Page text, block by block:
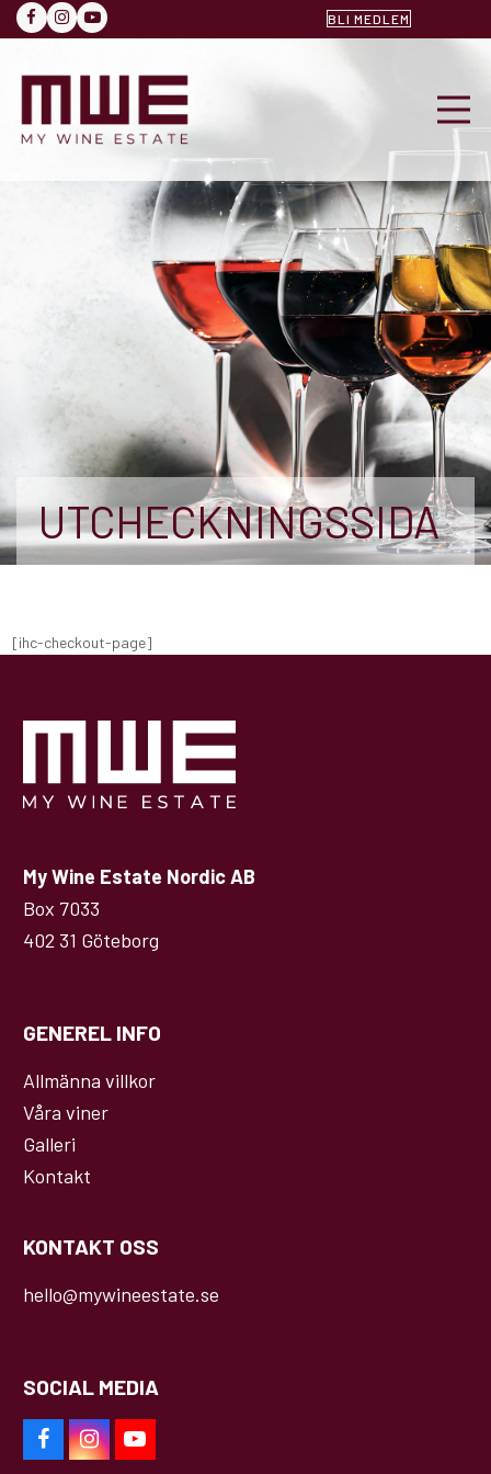
FACEBOOK
INSTAGRAM
YOUTUBE BLI MEDLEM
UTCHECKNINGSSIDA
[ihc-checkout-page]
My Wine Estate Nordic AB
Box 7033
402 31 Göteborg
GENEREL INFO
Allmänna villkor
Våra viner
Galleri
Kontakt
KONTAKT OSS
hello@mywineestate.se
SOCIAL MEDIA
F
I
Y